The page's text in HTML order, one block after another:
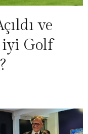
ve
iyi Golf